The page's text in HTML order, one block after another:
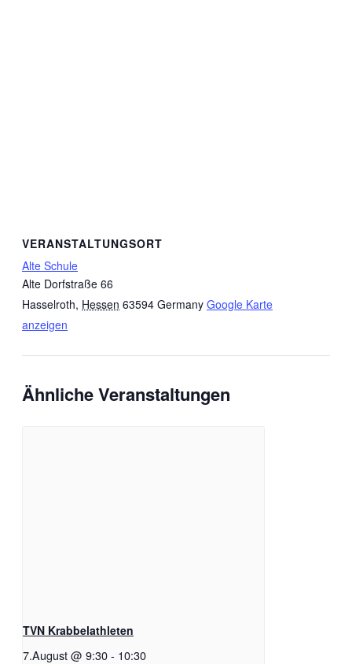
VERANSTALTUNGSORT
Alte Schule
Alte Dorfstraße 66
Hasselroth, Hessen 63594 Germany Google Karte
anzeigen
Ähnliche Veranstaltungen
TVN Krabbelathleten
7.August @ 9:30- 10:30